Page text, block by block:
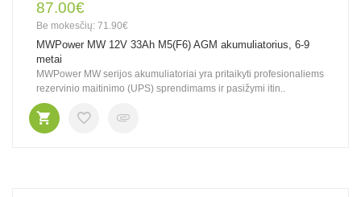
87.00€
Be mokesčių: 71.90€
MWPower MW 12V 33Ah M5(F6) AGM akumuliatorius, 6-9
metai
MWPower MW serijos akumuliatoriai yra pritaikyti profesionaliems
rezervinio maitinimo (UPS) sprendimams ir pasižymi itin..